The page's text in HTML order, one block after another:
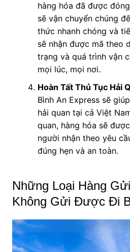
hàng hóa đã được
sẽ vận chuyển chúng
thức nhanh chóng và
sẽ nhận được mã theo
trạng và quá trình vận
mọi lúc, mọi nơi.
Hoàn Tất Thủ Tục Hải
Bình An Express sẽ
hải quan tại cả Việt
quan, hàng hóa sẽ
người nhận theo yêu
đúng hẹn và an toàn.
Những Loại Hàng
Không Gửi Được Đi